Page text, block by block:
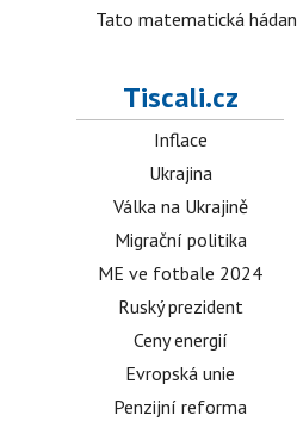
Tato matematická
Tiscali.cz
Inflace
Ukrajina
Válka na Ukrajině
Migrační politika
ME ve fotbale 2024
Ruský prezident
Ceny energií
Evropská unie
Penzijní reforma